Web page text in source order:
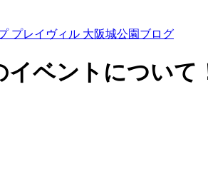
プレイヴィル 大阪城公園ブログ
イベントについて